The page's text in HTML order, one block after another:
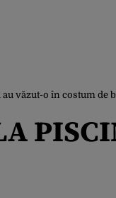
au văzut-o în costum de